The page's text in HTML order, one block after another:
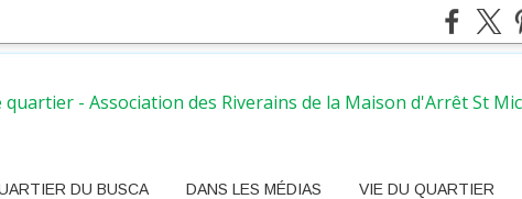
DU BUSCA DANS LES MÉDIAS VIE DU QUARTIER